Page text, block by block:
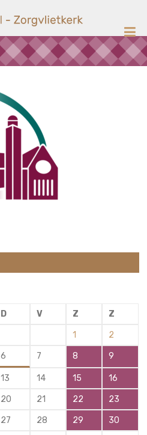
D V Z Z
1 2
6 7 8 9
13 14 15 16
20 21 22 23
27 28 29 30